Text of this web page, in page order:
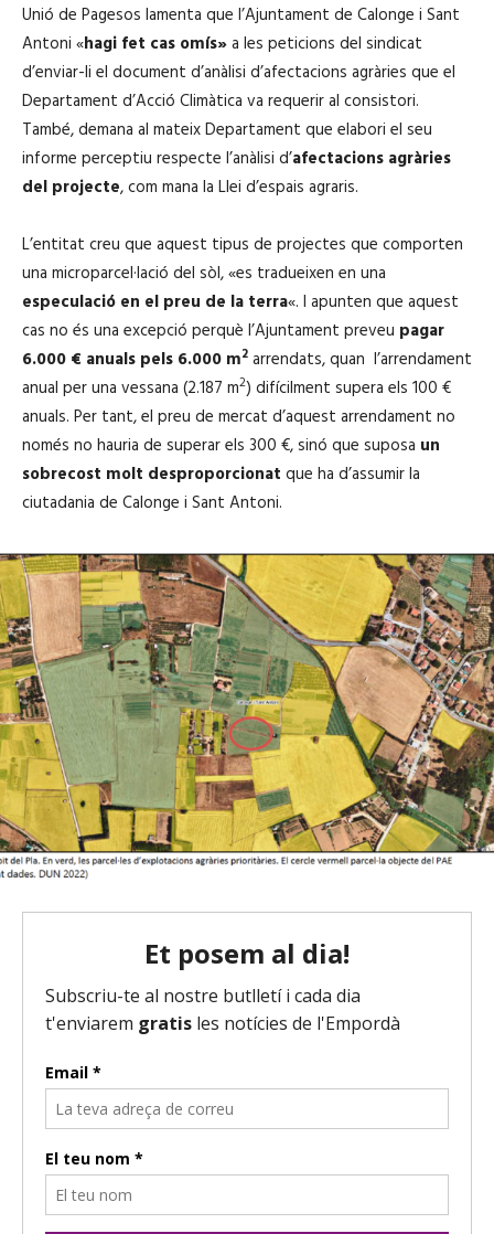
Unió de Pagesos lamenta que l’Ajuntament de Calonge i Sant
Antoni «hagi fet cas omís»a les peticions del sindicat
d’enviar-li el document d’anàlisi d’afectacions agràries que el
Departament d’Acció Climàtica va requerir al consistori.
També, demana al mateix Departament que elabori el seu
informe perceptiu respecte l’anàlisi d’afectacions agràries
del projecte, com mana la Llei d’espais agraris.
L’entitat creu que aquest tipus de projectes que comporten
una microparcel·lació del sòl, «es tradueixen en una
especulació en el preu de la terra«. I apunten que aquest
cas no és una excepció perquè l’Ajuntament preveu pagar
6.000 € anuals pels 6.000 m2 arrendats, quan l’arrendament
anual per una vessana (2.187 m2) difícilment supera els 100 €
anuals. Per tant, el preu de mercat d’aquest arrendament no
només no hauria de superar els 300 €, sinó que suposa un
sobrecost molt desproporcionat que ha d’assumir la
ciutadania de Calonge i Sant Antoni.